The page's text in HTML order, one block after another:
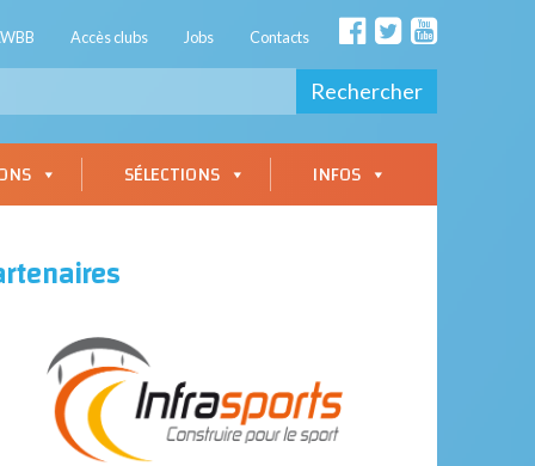
Accès clubs Jobs Contacts
Rechercher
SÉLECTIONS INFOS